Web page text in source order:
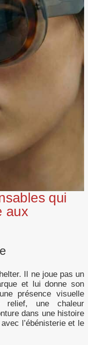
qui
aux
Il ne joue pas un
et lui donne son
présence visuelle
relief, une chaleur
dans une histoire
l’ébénisterie et le